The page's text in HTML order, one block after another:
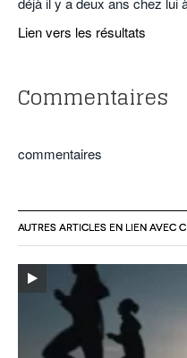
Lien vers les résultats
Commentaires
commentaires
AUTRES ARTICLES EN LIEN AVEC